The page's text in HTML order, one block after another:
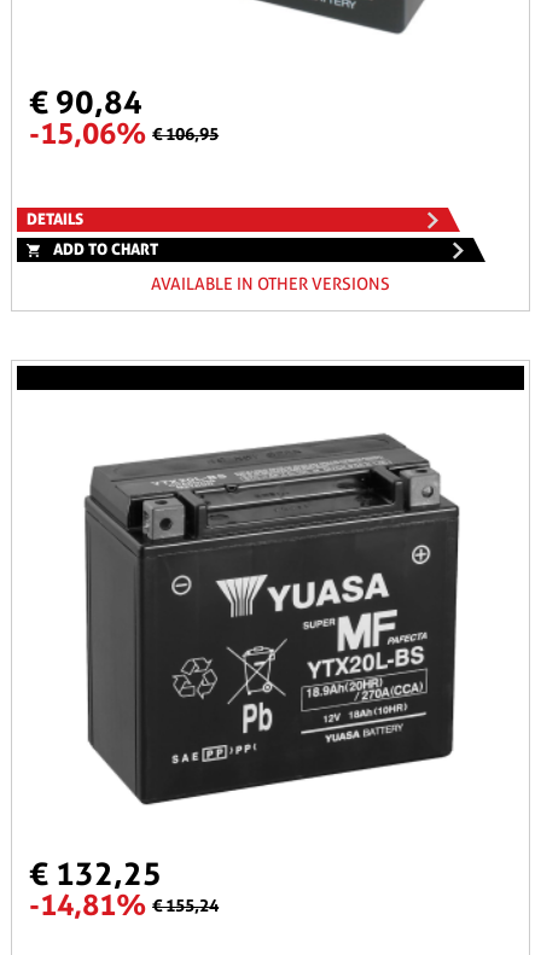
€ 90,84
-15,06% € 106,95
DETAILS
ADD TO CHART
AVAILABLE IN OTHER VERSIONS
€ 132,25
-14,81% € 155,24